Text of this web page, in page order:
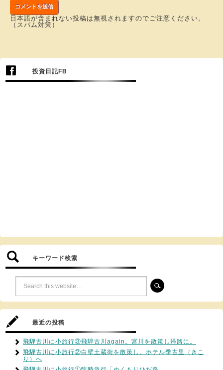
日本語が含まれない投稿は無視されますのでご注意ください。
（スパム対策）
投資日記FB
キーワード検索
最近の投稿
飛騨古川に小旅行③飛騨古川again。宮川を散策し帰路に。
飛騨古川に小旅行②白壁土蔵街を散策し、ホテル季古里（きこ
り）へ